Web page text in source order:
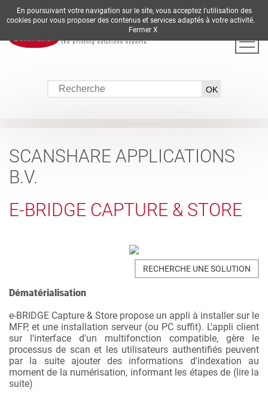
DE EN ES FR IT
SCANSHARE APPLICATIONS
B.V.
E-BRIDGE CAPTURE & STORE
RECHERCHE UNE SOLUTION
Dématérialisation
e-BRIDGE Capture & Store propose un appli à installer sur le
MFP, et une installation serveur (ou PC suffit). L'appli client
sur l'interface d'un multifonction compatible, gère le
processus de scan et les utilisateurs authentifiés peuvent
par la suite ajouter des informations d'indexation au
moment de la numérisation, informant les étapes de (lire la
suite)
En poursuivant votre navigation sur le site, vous acceptez l'utilisation des
cookies pour vous proposer des contenus et services adaptés à votre activité.
Fermer X